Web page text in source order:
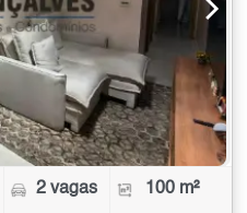
2 vagas 100 m²